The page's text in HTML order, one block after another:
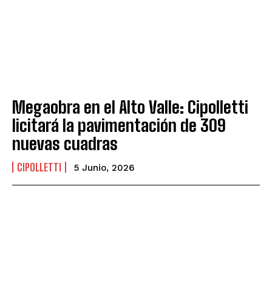
Megaobra en el Alto Valle: Cipolletti
licitará la pavimentación de 309
nuevas cuadras
CIPOLLETTI 5 Junio, 2026